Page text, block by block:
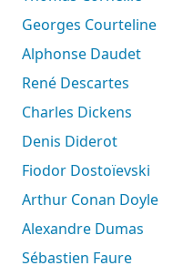
Georges Courteline
Alphonse Daudet
René Descartes
Charles Dickens
Denis Diderot
Fiodor Dostoïevski
Arthur Conan Doyle
Alexandre Dumas
Sébastien Faure